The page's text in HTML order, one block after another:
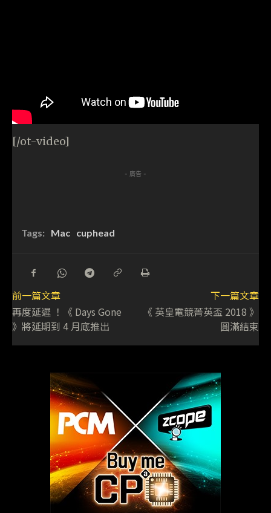
[/ot-video]
- 廣告 -
Tags: Mac cuphead
前一篇文章
再度延遲 ！《 Days Gone
》將延期到 4 月底推出
下一篇文章
《 英皇電競菁英盃 2018 》
圓滿結束